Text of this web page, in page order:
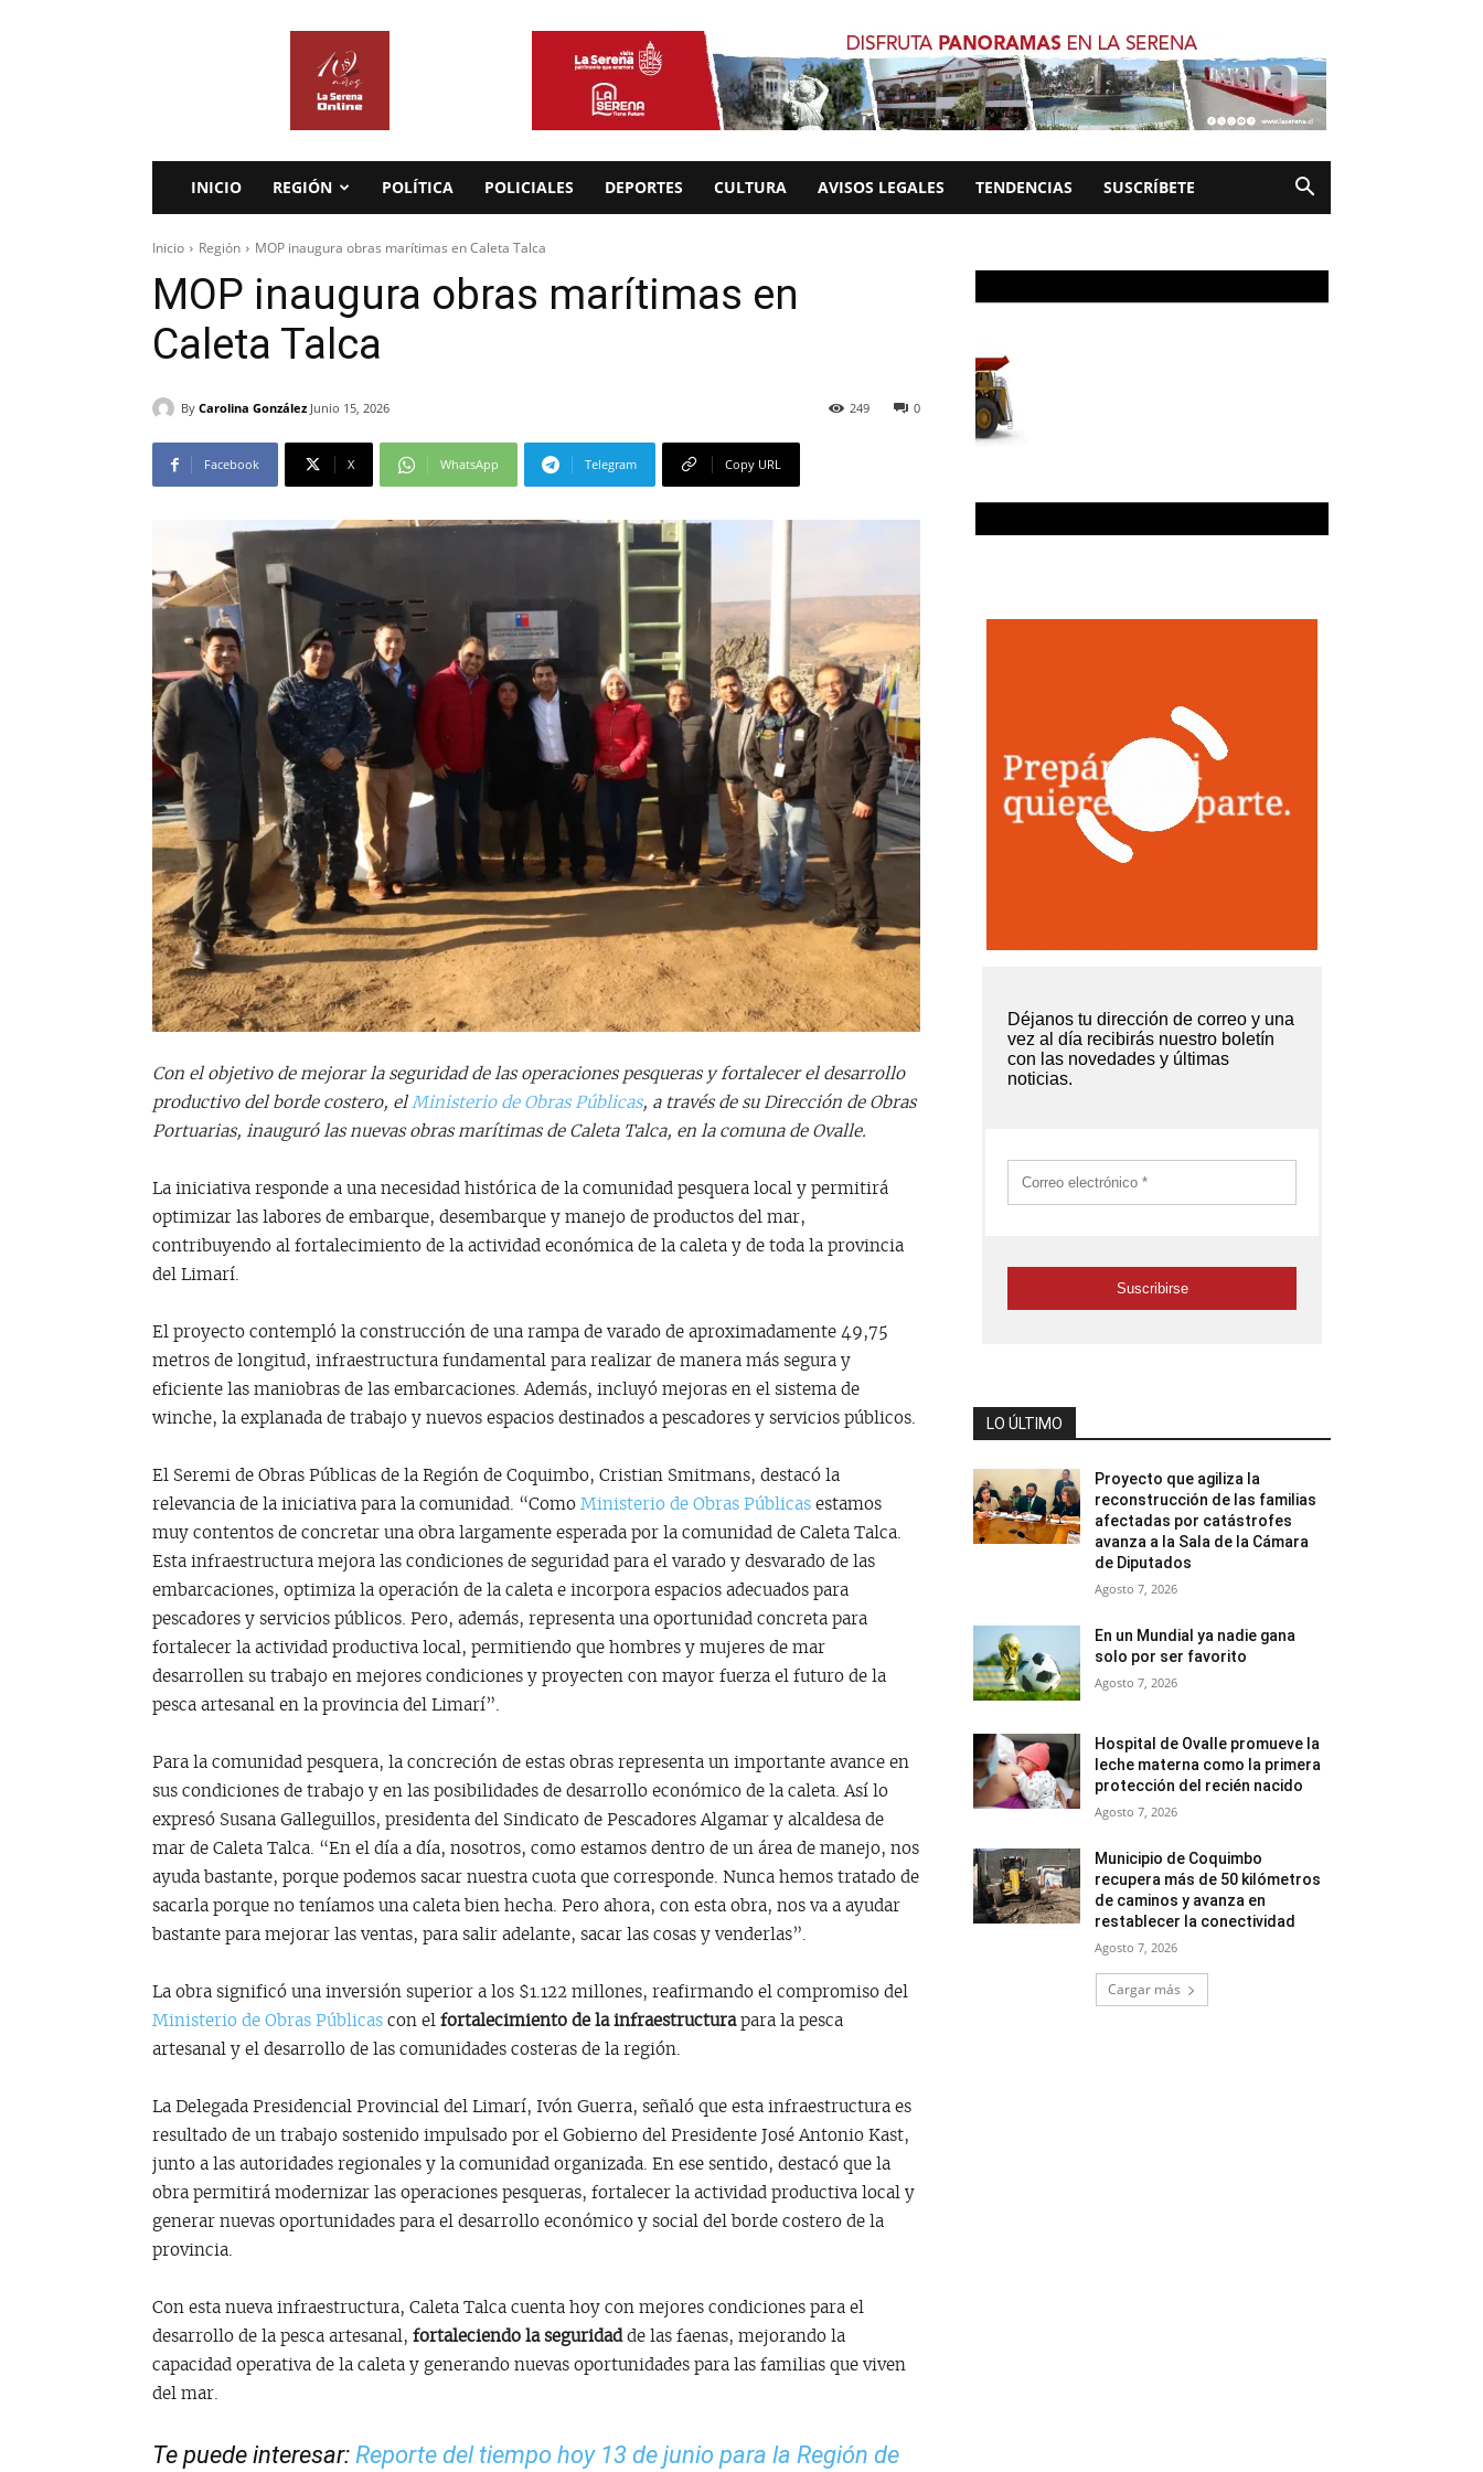
INICIO REGIÓN POLÍTICA POLICIALES DEPORTES CULTURA AVISOS LEGALES TENDENCIAS SUSCRÍBETE
Inicio Región MOP inaugura obras marítimas en Caleta Talca
MOP inaugura obras marítimas en
Caleta Talca
By Carolina González Junio 15, 2026 0
249
Facebook X WhatsApp Telegram Copy URL
Con el objetivo de mejorar la seguridad de las operaciones pesqueras y fortalecer el desarrollo
productivo del borde costero, el Ministerio de Obras Públicas, a través de su Dirección de Obras
Portuarias, inauguró las nuevas obras marítimas de Caleta Talca, en la comuna de Ovalle.
La iniciativa responde a una necesidad histórica de la comunidad pesquera local y permitirá
optimizar las labores de embarque, desembarque y manejo de productos del mar,
contribuyendo al fortalecimiento de la actividad económica de la caleta y de toda la provincia
del Limarí.
El proyecto contempló la construcción de una rampa de varado de aproximadamente 49,75
metros de longitud, infraestructura fundamental para realizar de manera más segura y
eficiente las maniobras de las embarcaciones. Además, incluyó mejoras en el sistema de
winche, la explanada de trabajo y nuevos espacios destinados a pescadores y servicios públicos.
El Seremi de Obras Públicas de la Región de Coquimbo, Cristian Smitmans, destacó la
relevancia de la iniciativa para la comunidad. “Como Ministerio de Obras Públicas estamos
muy contentos de concretar una obra largamente esperada por la comunidad de Caleta Talca.
Esta infraestructura mejora las condiciones de seguridad para el varado y desvarado de las
embarcaciones, optimiza la operación de la caleta e incorpora espacios adecuados para
pescadores y servicios públicos. Pero, además, representa una oportunidad concreta para
fortalecer la actividad productiva local, permitiendo que hombres y mujeres de mar
desarrollen su trabajo en mejores condiciones y proyecten con mayor fuerza el futuro de la
pesca artesanal en la provincia del Limarí”.
Para la comunidad pesquera, la concreción de estas obras representa un importante avance en
sus condiciones de trabajo y en las posibilidades de desarrollo económico de la caleta. Así lo
expresó Susana Galleguillos, presidenta del Sindicato de Pescadores Algamar y alcaldesa de
mar de Caleta Talca. “En el día a día, nosotros, como estamos dentro de un área de manejo, nos
ayuda bastante, porque podemos sacar nuestra cuota que corresponde. Nunca hemos tratado de
sacarla porque no teníamos una caleta bien hecha. Pero ahora, con esta obra, nos va a ayudar
bastante para mejorar las ventas, para salir adelante, sacar las cosas y venderlas”.
La obra significó una inversión superior a los $1.122 millones, reafirmando el compromiso del
Ministerio de Obras Públicas con el fortalecimiento de la infraestructurapara la pesca
artesanal y el desarrollo de las comunidades costeras de la región.
La Delegada Presidencial Provincial del Limarí, Ivón Guerra, señaló que esta infraestructura es
resultado de un trabajo sostenido impulsado por el Gobierno del Presidente José Antonio Kast,
junto a las autoridades regionales y la comunidad organizada. En ese sentido, destacó que la
obra permitirá modernizar las operaciones pesqueras, fortalecer la actividad productiva local y
generar nuevas oportunidades para el desarrollo económico y social del borde costero de la
provincia.
Con esta nueva infraestructura, Caleta Talca cuenta hoy con mejores condiciones para el
desarrollo de la pesca artesanal, fortaleciendo la seguridadde las faenas, mejorando la
capacidad operativa de la caleta y generando nuevas oportunidades para las familias que viven
del mar.
Te puede interesar: Reporte del tiempo hoy 13 de junio para la Región de
LO ÚLTIMO
Proyecto que agiliza la
reconstrucción de las familias
afectadas por catástrofes
avanza a la Sala de la Cámara
de Diputados
Agosto 7, 2026
En un Mundial ya nadie gana
solo por ser favorito
Agosto 7, 2026
Hospital de Ovalle promueve la
leche materna como la primera
protección del recién nacido
Agosto 7, 2026
Municipio de Coquimbo
recupera más de 50 kilómetros
de caminos y avanza en
restablecer la conectividad
Agosto 7, 2026
Cargar más